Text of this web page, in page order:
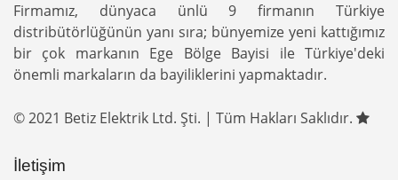
Firmamız, dünyaca ünlü 9 firmanın Türkiye
distribütörlüğünün yanı sıra; bünyemize yeni kattığımız
bir çok markanın Ege Bölge Bayisi ile Türkiye'deki
önemli markaların da bayiliklerini yapmaktadır.
© 2021 Betiz Elektrik Ltd. Şti. | Tüm Hakları Saklıdır.
İletişim